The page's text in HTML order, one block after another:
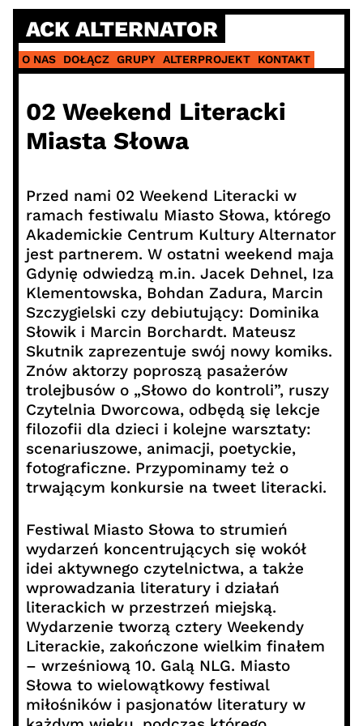
Skip
content
ACK ALTERNATOR
O NAS DOŁĄCZ GRUPY ALTERPROJEKT KONTAKT
02 Weekend Literacki
Miasta Słowa
Przed nami 02 Weekend Literacki w
ramach festiwalu Miasto Słowa, którego
Akademickie Centrum Kultury Alternator
jest partnerem. W ostatni weekend maja
Gdynię odwiedzą m.in. Jacek Dehnel, Iza
Klementowska, Bohdan Zadura, Marcin
Szczygielski czy debiutujący: Dominika
Słowik i Marcin Borchardt. Mateusz
Skutnik zaprezentuje swój nowy komiks.
Znów aktorzy poproszą pasażerów
trolejbusów o „Słowo do kontroli”, ruszy
Czytelnia Dworcowa, odbędą się lekcje
filozofii dla dzieci i kolejne warsztaty:
scenariuszowe, animacji, poetyckie,
fotograficzne. Przypominamy też o
trwającym konkursie na tweet literacki.
Festiwal Miasto Słowa to strumień
wydarzeń koncentrujących się wokół
idei aktywnego czytelnictwa, a także
wprowadzania literatury i działań
literackich w przestrzeń miejską.
Wydarzenie tworzą cztery Weekendy
Literackie, zakończone wielkim finałem
– wrześniową 10. Galą NLG. Miasto
Słowa to wielowątkowy festiwal
miłośników i pasjonatów literatury w